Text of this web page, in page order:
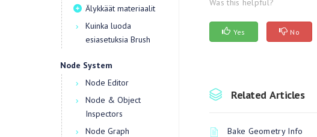
Älykkäät materiaalit
Kuinka luoda
esiasetuksia Brush
Node System
Node Editor
Node & Object
Inspectors
Node Graph
Was this helpful?
Yes No
Related Articles
Bake Geometry Info